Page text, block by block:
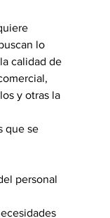
lo
calidad de
y otras la
que se
personal